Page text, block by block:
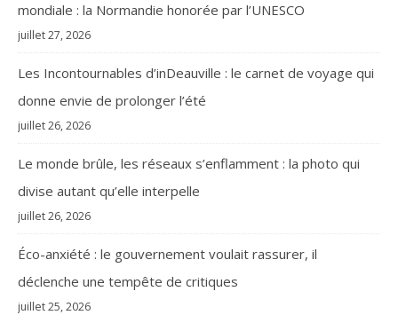
mondiale : la Normandie honorée par l’UNESCO
juillet 27, 2026
Les Incontournables d’inDeauville : le carnet de voyage qui
donne envie de prolonger l’été
juillet 26, 2026
Le monde brûle, les réseaux s’enflamment : la photo qui
divise autant qu’elle interpelle
juillet 26, 2026
Éco-anxiété : le gouvernement voulait rassurer, il
déclenche une tempête de critiques
juillet 25, 2026